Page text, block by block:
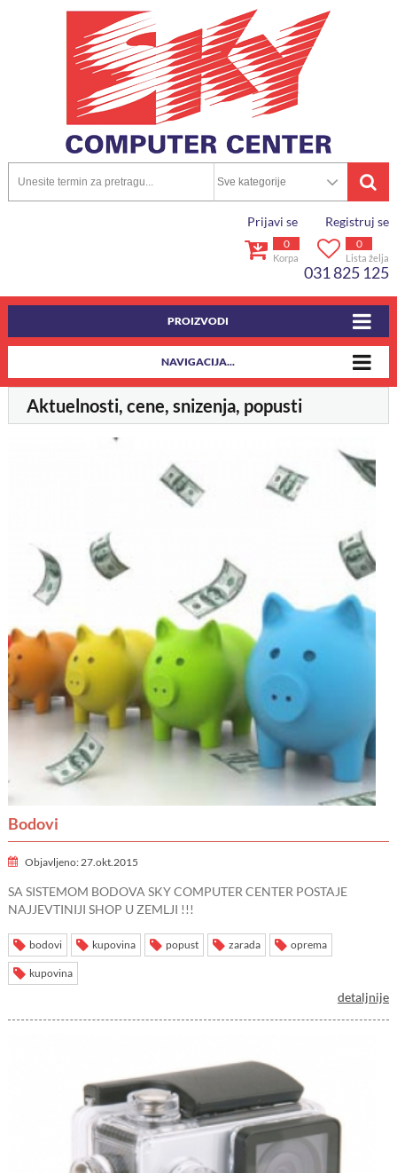
Prijavi se Registruj se
0
Lista želja
0
Korpa
031 825 125
PROIZVODI
NAVIGACIJA...
Aktuelnosti, cene, snizenja, popusti
Bodovi
Objavljeno: 27.okt.2015
SA SISTEMOM BODOVA SKY COMPUTER CENTER POSTAJE
NAJJEVTINIJI SHOP U ZEMLJI !!!
bodovi kupovina popust zarada oprema
kupovina
detaljnije